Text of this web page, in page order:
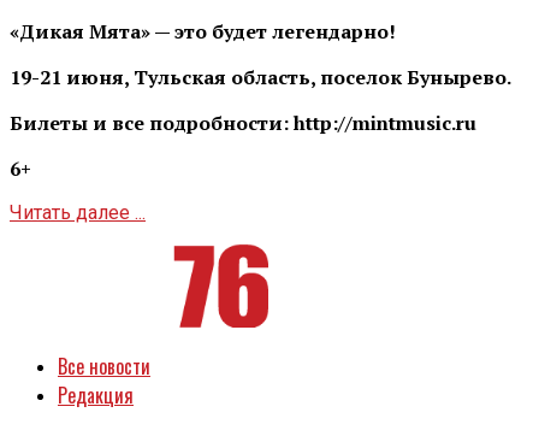
«Дикая Мята» — это будет легендарно!
19-21 июня, Тульская область, поселок Бунырево.
Билеты и все подробности: http://mintmusic.ru
6+
Читать далее ...
Все новости
Редакция